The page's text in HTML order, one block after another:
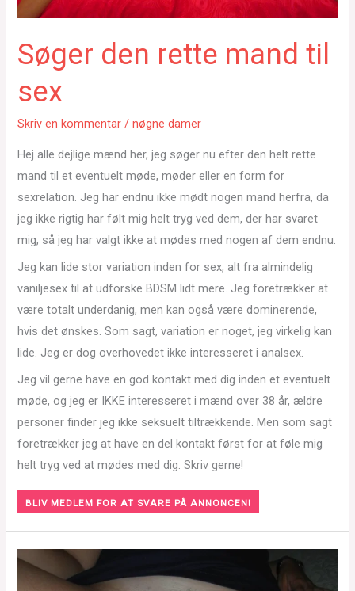
Søger den rette mand til
sex
Skriv en kommentar /nøgne damer
Hej alle dejlige mænd her, jeg søger nu efter den helt rette
mand til et eventuelt møde, møder eller en form for
sexrelation. Jeg har endnu ikke mødt nogen mand herfra, da
jeg ikke rigtig har følt mig helt tryg ved dem, der har svaret
mig, så jeg har valgt ikke at mødes med nogen af dem endnu.
Jeg kan lide stor variation inden for sex, alt fra almindelig
vaniljesex til at udforske BDSM lidt mere. Jeg foretrækker at
være totalt underdanig, men kan også være dominerende,
hvis det ønskes. Som sagt, variation er noget, jeg virkelig kan
lide. Jeg er dog overhovedet ikke interesseret i analsex.
Jeg vil gerne have en god kontakt med dig inden et eventuelt
møde, og jeg er IKKE interesseret i mænd over 38 år, ældre
personer finder jeg ikke seksuelt tiltrækkende. Men som sagt
foretrækker jeg at have en del kontakt først for at føle mig
helt tryg ved at mødes med dig. Skriv gerne!
BLIV MEDLEM FOR AT SVARE PÅ ANNONCEN!